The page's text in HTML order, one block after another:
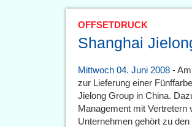
OFFSETDRUCK
Shanghai
Mittwoch 04. Juni 2008 -
zur Lieferung einer
Jielong Group in China.
Management mit Vertretern
Unternehmen gehört zu